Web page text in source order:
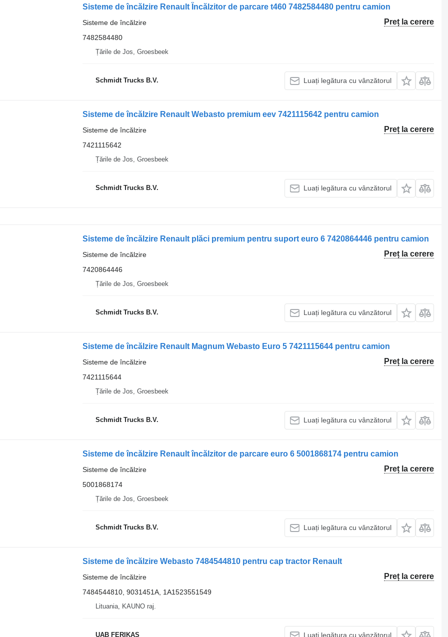
Sisteme de încălzire Renault Încălzitor de parcare t460 7482584480 pentru camion
Preț la cerere
Sisteme de încălzire
7482584480
Țările de Jos, Groesbeek
Schmidt Trucks B.V. Luați legătura cu vânzătorul
Sisteme de încălzire Renault Webasto premium eev 7421115642 pentru camion
Preț la cerere
Sisteme de încălzire
7421115642
Țările de Jos, Groesbeek
Schmidt Trucks B.V. Luați legătura cu vânzătorul
Sisteme de încălzire Renault plăci premium pentru suport euro 6 7420864446 pentru camion
Preț la cerere
Sisteme de încălzire
7420864446
Țările de Jos, Groesbeek
Schmidt Trucks B.V. Luați legătura cu vânzătorul
Sisteme de încălzire Renault Magnum Webasto Euro 5 7421115644 pentru camion
Preț la cerere
Sisteme de încălzire
7421115644
Țările de Jos, Groesbeek
Schmidt Trucks B.V. Luați legătura cu vânzătorul
Sisteme de încălzire Renault încălzitor de parcare euro 6 5001868174 pentru camion
Preț la cerere
Sisteme de încălzire
5001868174
Țările de Jos, Groesbeek
Schmidt Trucks B.V. Luați legătura cu vânzătorul
Sisteme de încălzire Webasto 7484544810 pentru cap tractor Renault
Preț la cerere
Sisteme de încălzire
7484544810, 9031451A, 1A1523551549
Lituania, KAUNO raj.
UAB FERIKAS Luați legătura cu vânzătorul